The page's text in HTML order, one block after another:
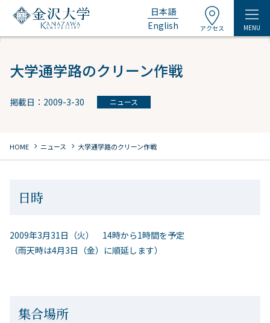
日本語
English
アクセス MENU
大学通学路のクリーン作戦
掲載日：2009-3-30 ニュース
HOME chevron_right ニュース chevron_right 大学通学路のクリーン作戦
日時
2009年3月31日（火） 14時から1時間を予定
（雨天時は4月3日（金）に順延します）
集合場所